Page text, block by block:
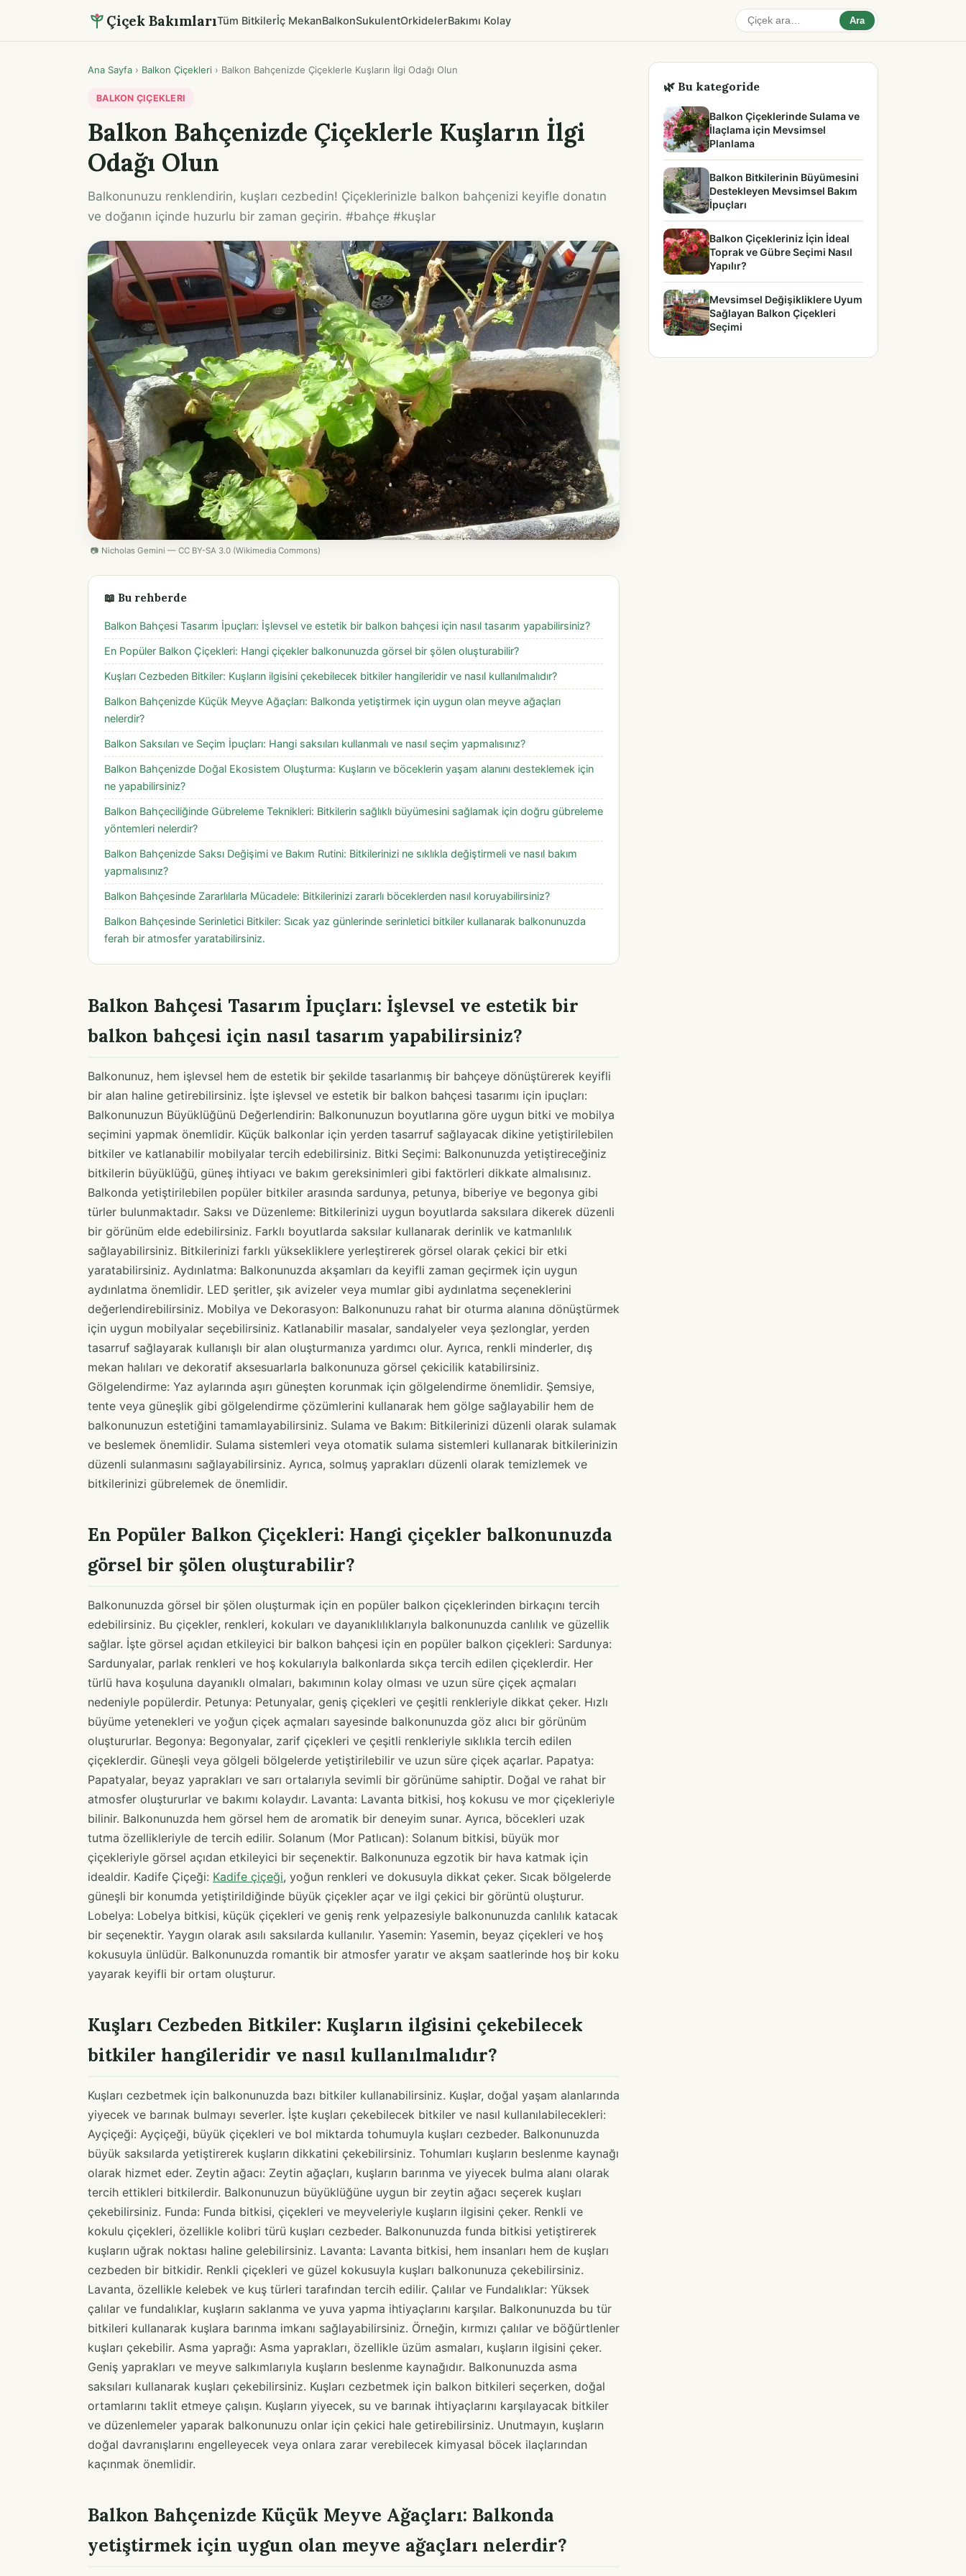
Çiçek BakımlarıTüm Bitkilerİç MekanBalkonSukulentOrkidelerBakımı Kolay Ara
Ana Sayfa › Balkon Çiçekleri › Balkon Bahçenizde Çiçeklerle Kuşların İlgi Odağı Olun
BALKON ÇIÇEKLERI
Balkon Bahçenizde Çiçeklerle Kuşların İlgi
Odağı Olun
Balkonunuzu renklendirin, kuşları cezbedin! Çiçeklerinizle balkon bahçenizi keyifle donatın
ve doğanın içinde huzurlu bir zaman geçirin. #bahçe #kuşlar
📷 Nicholas Gemini — CC BY-SA 3.0 (Wikimedia Commons)
📖 Bu rehberde
Balkon Bahçesi Tasarım İpuçları: İşlevsel ve estetik bir balkon bahçesi için nasıl tasarım yapabilirsiniz?
En Popüler Balkon Çiçekleri: Hangi çiçekler balkonunuzda görsel bir şölen oluşturabilir?
Kuşları Cezbeden Bitkiler: Kuşların ilgisini çekebilecek bitkiler hangileridir ve nasıl kullanılmalıdır?
Balkon Bahçenizde Küçük Meyve Ağaçları: Balkonda yetiştirmek için uygun olan meyve ağaçları
nelerdir?
Balkon Saksıları ve Seçim İpuçları: Hangi saksıları kullanmalı ve nasıl seçim yapmalısınız?
Balkon Bahçenizde Doğal Ekosistem Oluşturma: Kuşların ve böceklerin yaşam alanını desteklemek için
ne yapabilirsiniz?
Balkon Bahçeciliğinde Gübreleme Teknikleri: Bitkilerin sağlıklı büyümesini sağlamak için doğru gübreleme
yöntemleri nelerdir?
Balkon Bahçenizde Saksı Değişimi ve Bakım Rutini: Bitkilerinizi ne sıklıkla değiştirmeli ve nasıl bakım
yapmalısınız?
Balkon Bahçesinde Zararlılarla Mücadele: Bitkilerinizi zararlı böceklerden nasıl koruyabilirsiniz?
Balkon Bahçesinde Serinletici Bitkiler: Sıcak yaz günlerinde serinletici bitkiler kullanarak balkonunuzda
ferah bir atmosfer yaratabilirsiniz.
Balkon Bahçesi Tasarım İpuçları: İşlevsel ve estetik bir
balkon bahçesi için nasıl tasarım yapabilirsiniz?
Balkonunuz, hem işlevsel hem de estetik bir şekilde tasarlanmış bir bahçeye dönüştürerek keyifli
bir alan haline getirebilirsiniz. İşte işlevsel ve estetik bir balkon bahçesi tasarımı için ipuçları:
Balkonunuzun Büyüklüğünü Değerlendirin: Balkonunuzun boyutlarına göre uygun bitki ve mobilya
seçimini yapmak önemlidir. Küçük balkonlar için yerden tasarruf sağlayacak dikine yetiştirilebilen
bitkiler ve katlanabilir mobilyalar tercih edebilirsiniz. Bitki Seçimi: Balkonunuzda yetiştireceğiniz
bitkilerin büyüklüğü, güneş ihtiyacı ve bakım gereksinimleri gibi faktörleri dikkate almalısınız.
Balkonda yetiştirilebilen popüler bitkiler arasında sardunya, petunya, biberiye ve begonya gibi
türler bulunmaktadır. Saksı ve Düzenleme: Bitkilerinizi uygun boyutlarda saksılara dikerek düzenli
bir görünüm elde edebilirsiniz. Farklı boyutlarda saksılar kullanarak derinlik ve katmanlılık
sağlayabilirsiniz. Bitkilerinizi farklı yüksekliklere yerleştirerek görsel olarak çekici bir etki
yaratabilirsiniz. Aydınlatma: Balkonunuzda akşamları da keyifli zaman geçirmek için uygun
aydınlatma önemlidir. LED şeritler, şık avizeler veya mumlar gibi aydınlatma seçeneklerini
değerlendirebilirsiniz. Mobilya ve Dekorasyon: Balkonunuzu rahat bir oturma alanına dönüştürmek
için uygun mobilyalar seçebilirsiniz. Katlanabilir masalar, sandalyeler veya şezlonglar, yerden
tasarruf sağlayarak kullanışlı bir alan oluşturmanıza yardımcı olur. Ayrıca, renkli minderler, dış
mekan halıları ve dekoratif aksesuarlarla balkonunuza görsel çekicilik katabilirsiniz.
Gölgelendirme: Yaz aylarında aşırı güneşten korunmak için gölgelendirme önemlidir. Şemsiye,
tente veya güneşlik gibi gölgelendirme çözümlerini kullanarak hem gölge sağlayabilir hem de
balkonunuzun estetiğini tamamlayabilirsiniz. Sulama ve Bakım: Bitkilerinizi düzenli olarak sulamak
ve beslemek önemlidir. Sulama sistemleri veya otomatik sulama sistemleri kullanarak bitkilerinizin
düzenli sulanmasını sağlayabilirsiniz. Ayrıca, solmuş yaprakları düzenli olarak temizlemek ve
bitkilerinizi gübrelemek de önemlidir.
En Popüler Balkon Çiçekleri: Hangi çiçekler balkonunuzda
görsel bir şölen oluşturabilir?
Balkonunuzda görsel bir şölen oluşturmak için en popüler balkon çiçeklerinden birkaçını tercih
edebilirsiniz. Bu çiçekler, renkleri, kokuları ve dayanıklılıklarıyla balkonunuzda canlılık ve güzellik
sağlar. İşte görsel açıdan etkileyici bir balkon bahçesi için en popüler balkon çiçekleri: Sardunya:
Sardunyalar, parlak renkleri ve hoş kokularıyla balkonlarda sıkça tercih edilen çiçeklerdir. Her
türlü hava koşuluna dayanıklı olmaları, bakımının kolay olması ve uzun süre çiçek açmaları
nedeniyle popülerdir. Petunya: Petunyalar, geniş çiçekleri ve çeşitli renkleriyle dikkat çeker. Hızlı
büyüme yetenekleri ve yoğun çiçek açmaları sayesinde balkonunuzda göz alıcı bir görünüm
oluştururlar. Begonya: Begonyalar, zarif çiçekleri ve çeşitli renkleriyle sıklıkla tercih edilen
çiçeklerdir. Güneşli veya gölgeli bölgelerde yetiştirilebilir ve uzun süre çiçek açarlar. Papatya:
Papatyalar, beyaz yaprakları ve sarı ortalarıyla sevimli bir görünüme sahiptir. Doğal ve rahat bir
atmosfer oluştururlar ve bakımı kolaydır. Lavanta: Lavanta bitkisi, hoş kokusu ve mor çiçekleriyle
bilinir. Balkonunuzda hem görsel hem de aromatik bir deneyim sunar. Ayrıca, böcekleri uzak
tutma özellikleriyle de tercih edilir. Solanum (Mor Patlıcan): Solanum bitkisi, büyük mor
çiçekleriyle görsel açıdan etkileyici bir seçenektir. Balkonunuza egzotik bir hava katmak için
idealdir. Kadife Çiçeği: Kadife çiçeği, yoğun renkleri ve dokusuyla dikkat çeker. Sıcak bölgelerde
güneşli bir konumda yetiştirildiğinde büyük çiçekler açar ve ilgi çekici bir görüntü oluşturur.
Lobelya: Lobelya bitkisi, küçük çiçekleri ve geniş renk yelpazesiyle balkonunuzda canlılık katacak
bir seçenektir. Yaygın olarak asılı saksılarda kullanılır. Yasemin: Yasemin, beyaz çiçekleri ve hoş
kokusuyla ünlüdür. Balkonunuzda romantik bir atmosfer yaratır ve akşam saatlerinde hoş bir koku
yayarak keyifli bir ortam oluşturur.
Kuşları Cezbeden Bitkiler: Kuşların ilgisini çekebilecek
bitkiler hangileridir ve nasıl kullanılmalıdır?
Kuşları cezbetmek için balkonunuzda bazı bitkiler kullanabilirsiniz. Kuşlar, doğal yaşam alanlarında
yiyecek ve barınak bulmayı severler. İşte kuşları çekebilecek bitkiler ve nasıl kullanılabilecekleri:
Ayçiçeği: Ayçiçeği, büyük çiçekleri ve bol miktarda tohumuyla kuşları cezbeder. Balkonunuzda
büyük saksılarda yetiştirerek kuşların dikkatini çekebilirsiniz. Tohumları kuşların beslenme kaynağı
olarak hizmet eder. Zeytin ağacı: Zeytin ağaçları, kuşların barınma ve yiyecek bulma alanı olarak
tercih ettikleri bitkilerdir. Balkonunuzun büyüklüğüne uygun bir zeytin ağacı seçerek kuşları
çekebilirsiniz. Funda: Funda bitkisi, çiçekleri ve meyveleriyle kuşların ilgisini çeker. Renkli ve
kokulu çiçekleri, özellikle kolibri türü kuşları cezbeder. Balkonunuzda funda bitkisi yetiştirerek
kuşların uğrak noktası haline gelebilirsiniz. Lavanta: Lavanta bitkisi, hem insanları hem de kuşları
cezbeden bir bitkidir. Renkli çiçekleri ve güzel kokusuyla kuşları balkonunuza çekebilirsiniz.
Lavanta, özellikle kelebek ve kuş türleri tarafından tercih edilir. Çalılar ve Fundalıklar: Yüksek
çalılar ve fundalıklar, kuşların saklanma ve yuva yapma ihtiyaçlarını karşılar. Balkonunuzda bu tür
bitkileri kullanarak kuşlara barınma imkanı sağlayabilirsiniz. Örneğin, kırmızı çalılar ve böğürtlenler
kuşları çekebilir. Asma yaprağı: Asma yaprakları, özellikle üzüm asmaları, kuşların ilgisini çeker.
Geniş yaprakları ve meyve salkımlarıyla kuşların beslenme kaynağıdır. Balkonunuzda asma
saksıları kullanarak kuşları çekebilirsiniz. Kuşları cezbetmek için balkon bitkileri seçerken, doğal
ortamlarını taklit etmeye çalışın. Kuşların yiyecek, su ve barınak ihtiyaçlarını karşılayacak bitkiler
ve düzenlemeler yaparak balkonunuzu onlar için çekici hale getirebilirsiniz. Unutmayın, kuşların
doğal davranışlarını engelleyecek veya onlara zarar verebilecek kimyasal böcek ilaçlarından
kaçınmak önemlidir.
Balkon Bahçenizde Küçük Meyve Ağaçları: Balkonda
yetiştirmek için uygun olan meyve ağaçları nelerdir?
🌿 Bu kategoride
Balkon Çiçeklerinde Sulama ve
İlaçlama için Mevsimsel
Planlama
Balkon Bitkilerinin Büyümesini
Destekleyen Mevsimsel Bakım
İpuçları
Balkon Çiçekleriniz İçin İdeal
Toprak ve Gübre Seçimi Nasıl
Yapılır?
Mevsimsel Değişikliklere Uyum
Sağlayan Balkon Çiçekleri
Seçimi